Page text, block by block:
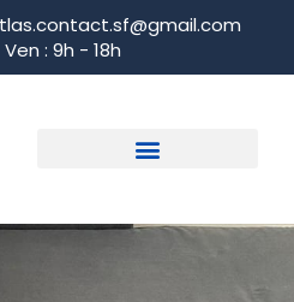
: 9h - 18h